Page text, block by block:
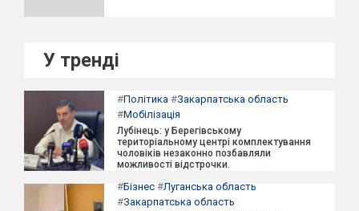
У тренді
#Політика #Закарпатська область
#Мобілізація
Лубінець: у Берегівському
територіальному центрі комплектування
чоловіків незаконно позбавляли
можливості відстрочки.
#Бізнес #Луганська область
#Закарпатська область